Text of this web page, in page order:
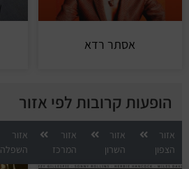
אסתר רדא
הופעות קרובות לפי אזור
אזור
הצפון
אזור
השרון
אזור
המרכז
אזור
השפלה